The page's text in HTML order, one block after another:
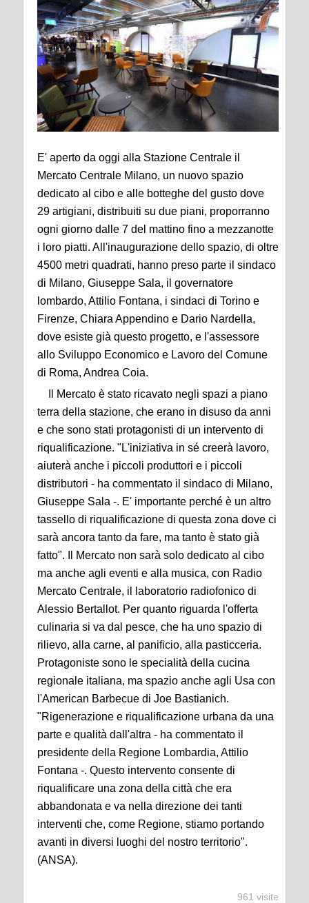
E' aperto da oggi alla Stazione Centrale il
Mercato Centrale Milano, un nuovo spazio
dedicato al cibo e alle botteghe del gusto dove
29 artigiani, distribuiti su due piani, proporranno
ogni giorno dalle 7 del mattino fino a mezzanotte
i loro piatti. All'inaugurazione dello spazio, di oltre
4500 metri quadrati, hanno preso parte il sindaco
di Milano, Giuseppe Sala, il governatore
lombardo, Attilio Fontana, i sindaci di Torino e
Firenze, Chiara Appendino e Dario Nardella,
dove esiste già questo progetto, e l'assessore
allo Sviluppo Economico e Lavoro del Comune
di Roma, Andrea Coia.
Il Mercato è stato ricavato negli spazi a piano
terra della stazione, che erano in disuso da anni
e che sono stati protagonisti di un intervento di
riqualificazione. "L'iniziativa in sé creerà lavoro,
aiuterà anche i piccoli produttori e i piccoli
distributori - ha commentato il sindaco di Milano,
Giuseppe Sala -. E' importante perché è un altro
tassello di riqualificazione di questa zona dove ci
sarà ancora tanto da fare, ma tanto è stato già
fatto". Il Mercato non sarà solo dedicato al cibo
ma anche agli eventi e alla musica, con Radio
Mercato Centrale, il laboratorio radiofonico di
Alessio Bertallot. Per quanto riguarda l'offerta
culinaria si va dal pesce, che ha uno spazio di
rilievo, alla carne, al panificio, alla pasticceria.
Protagoniste sono le specialità della cucina
regionale italiana, ma spazio anche agli Usa con
l'American Barbecue di Joe Bastianich.
"Rigenerazione e riqualificazione urbana da una
parte e qualità dall'altra - ha commentato il
presidente della Regione Lombardia, Attilio
Fontana -. Questo intervento consente di
riqualificare una zona della città che era
abbandonata e va nella direzione dei tanti
interventi che, come Regione, stiamo portando
avanti in diversi luoghi del nostro territorio".
(ANSA).
961 visite